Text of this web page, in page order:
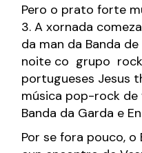
Pero o prato forte
3. A xornada
da man da Banda
noite co grupo
portugueses Jesus
música pop-rock de
Banda da Garda e
Por se fora pouco,